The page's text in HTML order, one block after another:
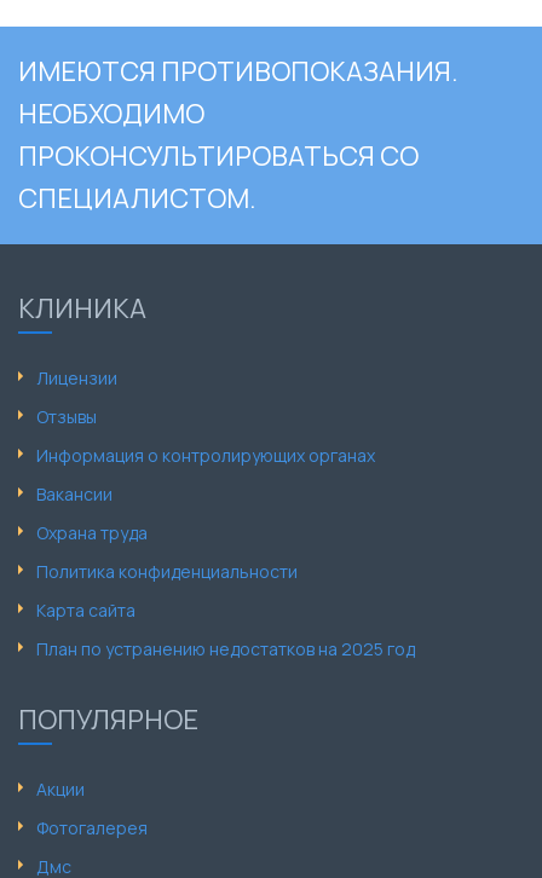
ИМЕЮТСЯ ПРОТИВОПОКАЗАНИЯ.
НЕОБХОДИМО
ПРОКОНСУЛЬТИРОВАТЬСЯ СО
СПЕЦИАЛИСТОМ.
КЛИНИКА
Лицензии
Отзывы
Информация о контролирующих органах
Вакансии
Охрана труда
Политика конфиденциальности
Карта сайта
План по устранению недостатков на 2025 год
ПОПУЛЯРНОЕ
Акции
Фотогалерея
Дмс